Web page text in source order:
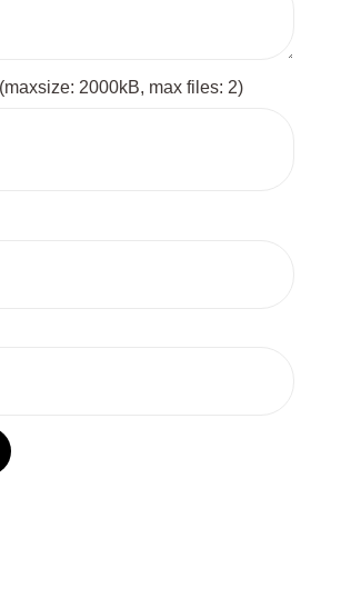
2000kB, max files: 2)